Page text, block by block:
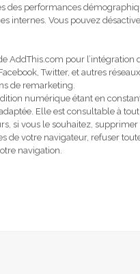
des performances
internes. Vous pouvez
AddThis.com pour
Twitter, et autres
de remarketing.
numérique étant en
Elle est consultable à
si vous le souhaitez,
de votre navigateur, refuser
navigation.